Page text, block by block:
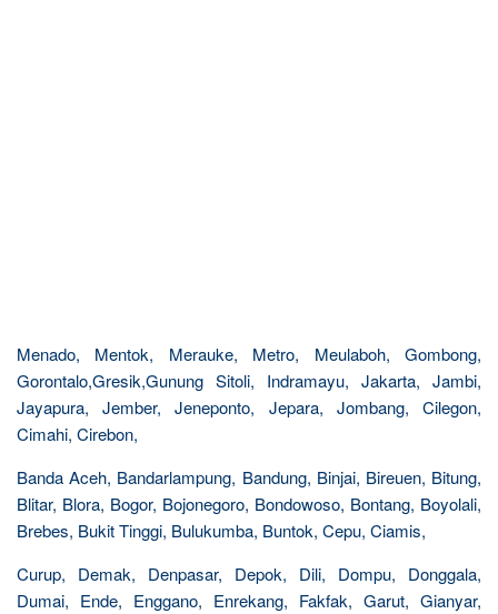
Menado, Mentok, Merauke, Metro, Meulaboh, Gombong,
Gorontalo,Gresik,Gunung Sitoli, Indramayu, Jakarta, Jambi,
Jayapura, Jember, Jeneponto, Jepara, Jombang, Cilegon,
Cimahi, Cirebon,
Banda Aceh, Bandarlampung, Bandung, Binjai, Bireuen, Bitung,
Blitar, Blora, Bogor, Bojonegoro, Bondowoso, Bontang, Boyolali,
Brebes, Bukit Tinggi, Bulukumba, Buntok, Cepu, Ciamis,
Curup, Demak, Denpasar, Depok, Dili, Dompu, Donggala,
Dumai, Ende, Enggano, Enrekang, Fakfak, Garut, Gianyar,